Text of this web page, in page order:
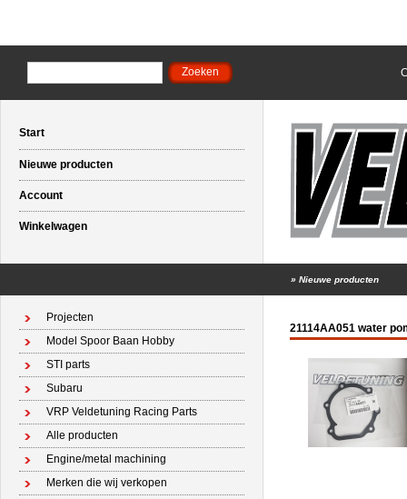
Start
Nieuwe producten
Account
Winkelwagen
» Nieuwe producten
Projecten
Model Spoor Baan Hobby
STI parts
Subaru
VRP Veldetuning Racing Parts
Alle producten
Engine/metal machining
Merken die wij verkopen
21114AA051 water